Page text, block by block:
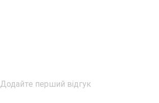
Додайте перший відгук